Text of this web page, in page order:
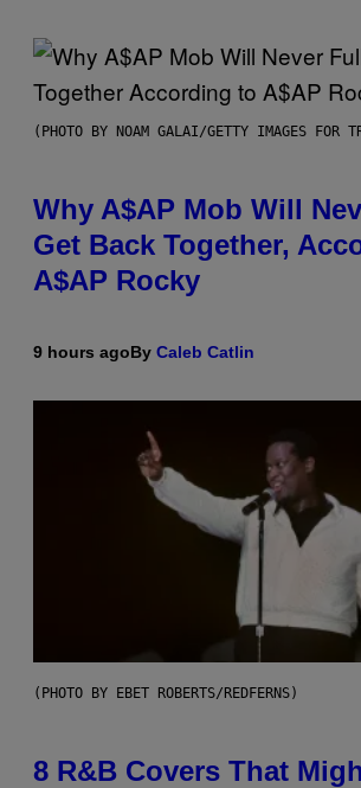
(PHOTO BY NOAM GALAI/GETTY IMAGES FOR
Why A$AP Mob Will
Get Back Together,
A$AP Rocky
9 hours agoBy Caleb Catlin
(PHOTO BY EBET ROBERTS/REDFERNS)
8 R&B Covers That